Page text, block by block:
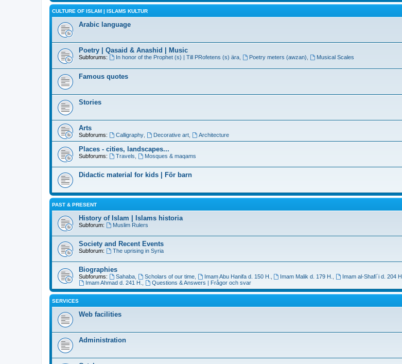
CULTURE OF ISLAM | ISLAMS KULTUR
Arabic language
Poetry | Qasaid & Anashid | Music
Subforums: In honor of the Prophet (s) | Till PRofetens (s) ära, Poetry meters (awzan) Musical Scales
Famous quotes
Stories
Arts
Subforums: Calligraphy, Decorative art, Architecture
Places - cities, landscapes...
Subforums: Travels Mosques & maqams
Didactic material for kids | För barn
PAST & PRESENT
History of Islam | Islams historia
Subforum: Muslim Rulers
Society and Recent Events
Subforum: The uprising in Syria
Biographies
Subforums: Sahaba, Scholars of our time, Imam Abu Hanifa d. 150 H. Imam Malik d. 179 H. Imam al-Shafi´i d. 204 H.
Imam Ahmad d. 241 H.
Questions & Answers | Frågor och svar
SERVICES
Web facilities
Administration